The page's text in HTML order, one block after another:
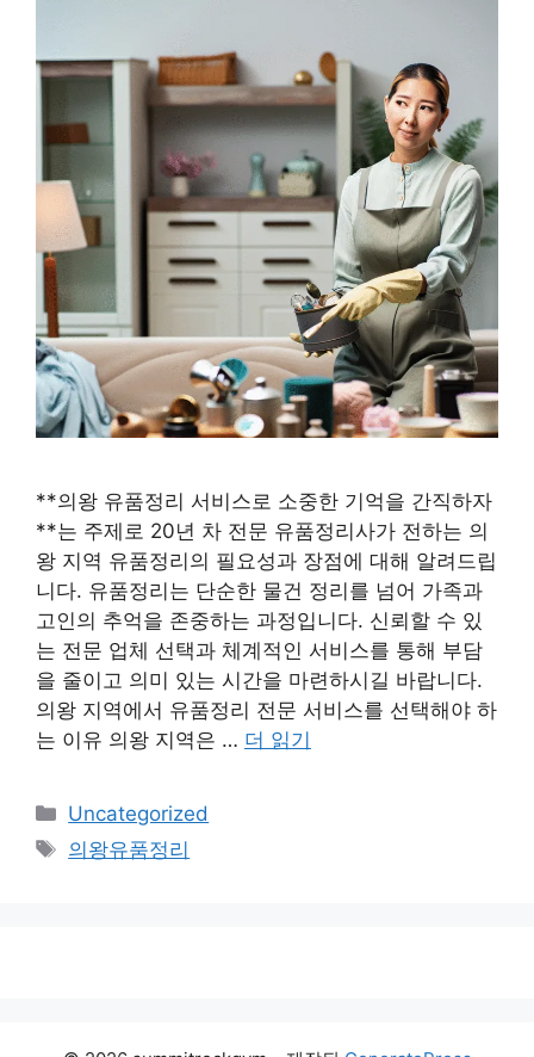
**의왕 유품정리 서비스로 소중한 기억을 간직하자
**는 주제로 20년 차 전문 유품정리사가 전하는 의
왕 지역 유품정리의 필요성과 장점에 대해 알려드립
니다. 유품정리는 단순한 물건 정리를 넘어 가족과
고인의 추억을 존중하는 과정입니다. 신뢰할 수 있
는 전문 업체 선택과 체계적인 서비스를 통해 부담
을 줄이고 의미 있는 시간을 마련하시길 바랍니다.
의왕 지역에서 유품정리 전문 서비스를 선택해야 하
는 이유 의왕 지역은 … 더 읽기
카
테
고
Uncategorized
태
의왕유품정리